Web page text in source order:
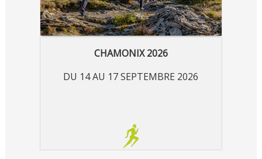
CHAMONIX 2026
DU 14 AU 17 SEPTEMBRE 2026